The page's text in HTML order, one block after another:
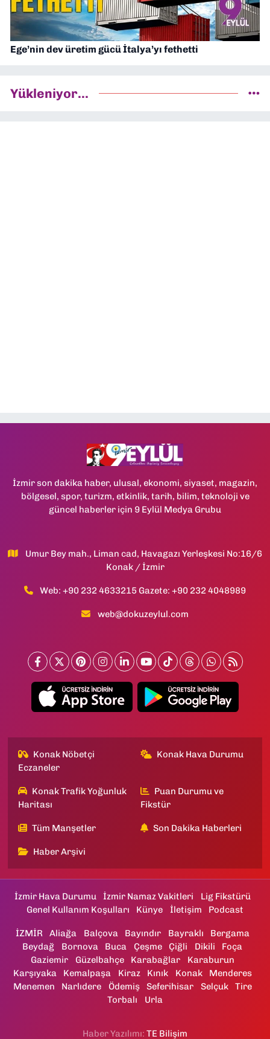
Ege’nin dev üretim gücü İtalya’yı fethetti
Yükleniyor...
İzmir son dakika haber, ulusal, ekonomi, siyaset, magazin,
bölgesel, spor, turizm, etkinlik, tarih, bilim, teknoloji ve
güncel haberler için 9 Eylül Medya Grubu
Umur Bey mah., Liman cad, Havagazı Yerleşkesi No:16/6
Konak / İzmir
Web: +90 232 4633215 Gazete: +90 232 4048989
web@dokuzeylul.com
Konak Nöbetçi
Eczaneler
Konak Hava Durumu
Konak Trafik Yoğunluk
Haritası
Puan Durumu ve
Fikstür
Tüm Manşetler Son Dakika Haberleri
Haber Arşivi
İzmir Hava Durumu İzmir Namaz Vakitleri
Lig Fikstürü
Genel Kullanım Koşulları
Künye İletişim Podcast
İZMİR Aliağa Balçova Bayındır Bayraklı
Bergama
Beydağ
Bornova Buca Çeşme Çiğli Dikili
Foça
Gaziemir
Güzelbahçe Karabağlar
Karaburun
Karşıyaka
Kemalpaşa Kiraz Kınık Konak
Menderes
Menemen
Narlıdere Ödemiş Seferihisar Selçuk
Tire
Torbalı
Urla
Haber Yazılımı: TE Bilişim